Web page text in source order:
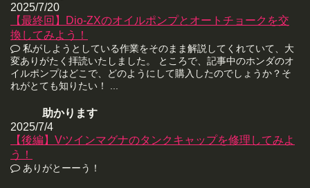
2025/7/20
【最終回】Dio-ZXのオイルポンプとオートチョークを交
換してみよう！
私がしようとしている作業をそのまま解説してくれていて、大
変ありがたく拝読いたしました。 ところで、記事中のホンダのオ
イルポンプはどこで、どのようにして購入したのでしょうか？そ
れがとても知りたい！ ...
助かります
2025/7/4
【後編】Vツインマグナのタンクキャップを修理してみよ
う！
ありがとーーう！